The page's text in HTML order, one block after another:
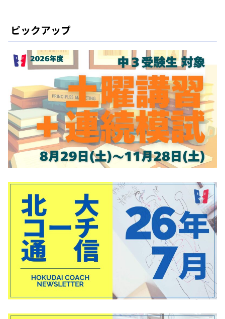
ピックアップ